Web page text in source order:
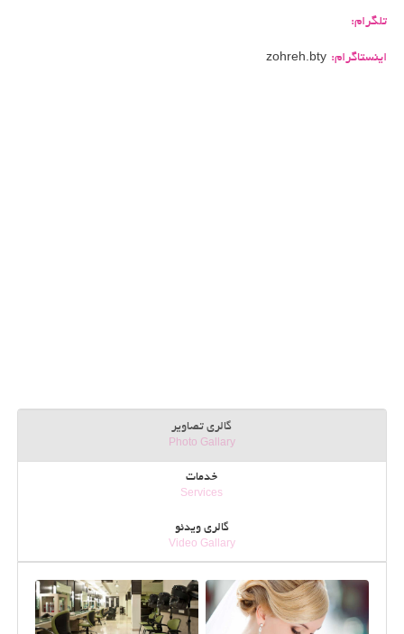
تلگرام:
اینستاگرام: zohreh.bty
گالری تصاویر
Photo Gallary
خدمات
Services
گالری ویدئو
Video Gallary